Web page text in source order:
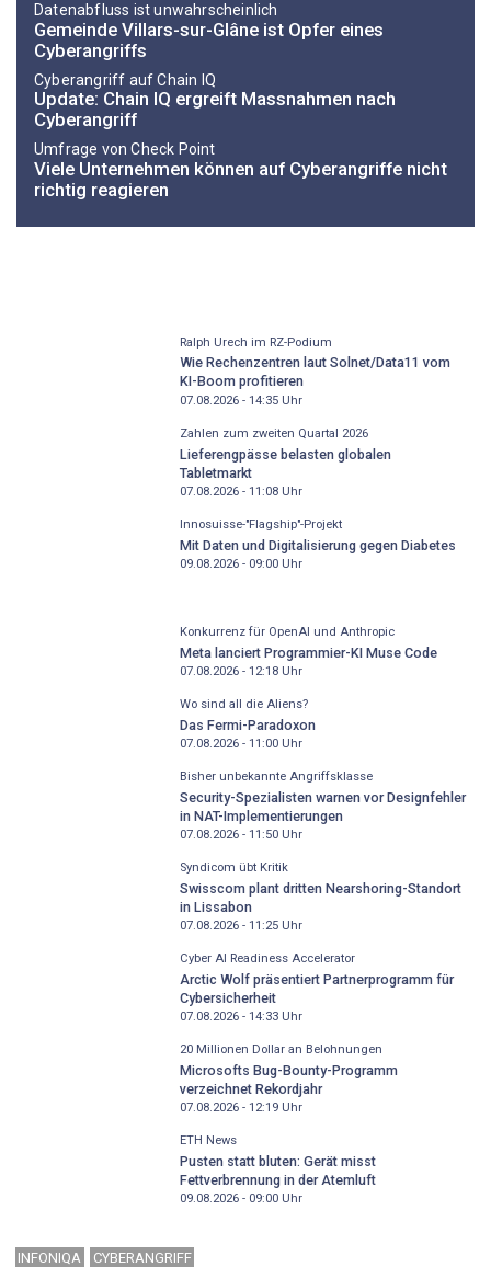
Datenabfluss ist unwahrscheinlich
Gemeinde Villars-sur-Glâne ist Opfer eines
Cyberangriffs
Cyberangriff auf Chain IQ
Update: Chain IQ ergreift Massnahmen nach
Cyberangriff
Umfrage von Check Point
Viele Unternehmen können auf Cyberangriffe nicht
richtig reagieren
Ralph Urech im RZ-Podium
Wie Rechenzentren laut Solnet/Data11 vom
KI-Boom profitieren
07.08.2026 - 14:35Uhr
Zahlen zum zweiten Quartal 2026
Lieferengpässe belasten globalen
Tabletmarkt
07.08.2026 - 11:08Uhr
Innosuisse-"Flagship"-Projekt
Mit Daten und Digitalisierung gegen Diabetes
09.08.2026 - 09:00Uhr
Konkurrenz für OpenAI und Anthropic
Meta lanciert Programmier-KI Muse Code
07.08.2026 - 12:18Uhr
Wo sind all die Aliens?
Das Fermi-Paradoxon
07.08.2026 - 11:00Uhr
Bisher unbekannte Angriffsklasse
Security-Spezialisten warnen vor Designfehler
in NAT-Implementierungen
07.08.2026 - 11:50Uhr
Syndicom übt Kritik
Swisscom plant dritten Nearshoring-Standort
in Lissabon
07.08.2026 - 11:25Uhr
Cyber AI Readiness Accelerator
Arctic Wolf präsentiert Partnerprogramm für
Cybersicherheit
07.08.2026 - 14:33Uhr
20 Millionen Dollar an Belohnungen
Microsofts Bug-Bounty-Programm
verzeichnet Rekordjahr
07.08.2026 - 12:19Uhr
ETH News
Pusten statt bluten: Gerät misst
Fettverbrennung in der Atemluft
09.08.2026 - 09:00Uhr
INFONIQA CYBERANGRIFF